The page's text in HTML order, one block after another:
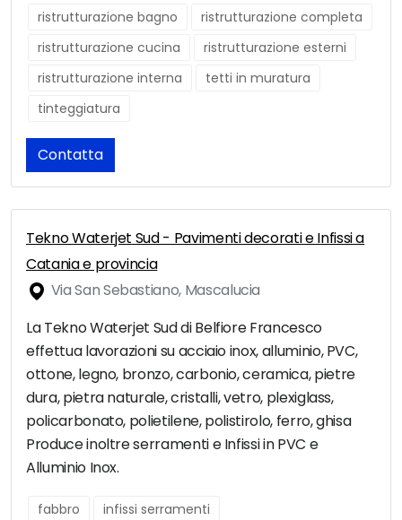
ristrutturazione bagno
ristrutturazione completa
ristrutturazione cucina
ristrutturazione esterni
ristrutturazione interna
tetti in muratura
tinteggiatura
Contatta
Tekno Waterjet Sud - Pavimenti decorati e Infissi a
Catania e provincia
Via San Sebastiano, Mascalucia
La Tekno Waterjet Sud di Belfiore Francesco
effettua lavorazioni su acciaio inox, alluminio, PVC,
ottone, legno, bronzo, carbonio, ceramica, pietre
dura, pietra naturale, cristalli, vetro, plexiglass,
policarbonato, polietilene, polistirolo, ferro, ghisa
Produce inoltre serramenti e Infissi in PVC e
Alluminio Inox.
fabbro infissi serramenti